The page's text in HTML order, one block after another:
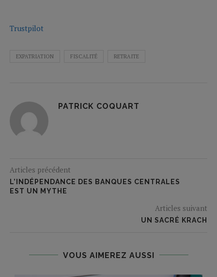
Trustpilot
EXPATRIATION FISCALITÉ RETRAITE
PATRICK COQUART
Articles précédent
L’INDÉPENDANCE DES BANQUES CENTRALES
EST UN MYTHE
Articles suivant
UN SACRÉ KRACH
VOUS AIMEREZ AUSSI